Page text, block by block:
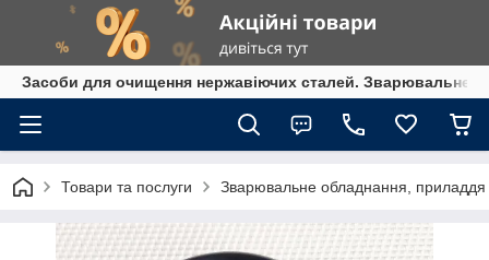
Засоби для очищення нержавіючих сталей. Зварювальне
Товари та послуги Зварювальне обладнання, приладдя